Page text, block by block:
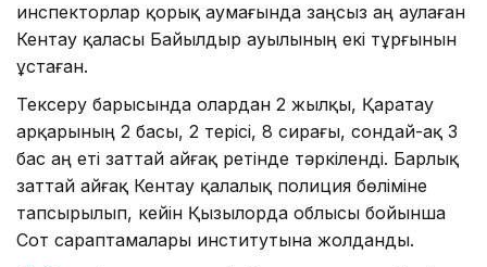
инспекторлар қорық аумағында заңсыз аң аулаған
Кентау қаласы Байылдыр ауылының екі тұрғынын
ұстаған.
Тексеру барысында олардан 2 жылқы, Қаратау
арқарының 2 басы, 2 терісі, 8 сирағы, сондай-ақ 3
бас аң еті заттай айғақ ретінде тәркіленді. Барлық
заттай айғақ Кентау қалалық полиция бөліміне
тапсырылып, кейін Қызылорда облысы бойынша
Сот сараптамалары институтына жолданды.